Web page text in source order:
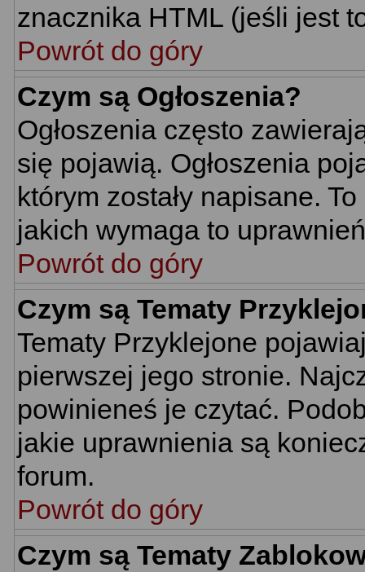
znacznika HTML (jeśli jest
Powrót do góry
Czym są Ogłoszenia?
Ogłoszenia często
się pojawią. Ogłoszenia
którym zostały napisane.
jakich wymaga to
Powrót do góry
Czym są Tematy
Tematy Przyklejone
pierwszej jego stronie.
powinieneś je czytać.
jakie uprawnienia są
forum.
Powrót do góry
Czym są Tematy